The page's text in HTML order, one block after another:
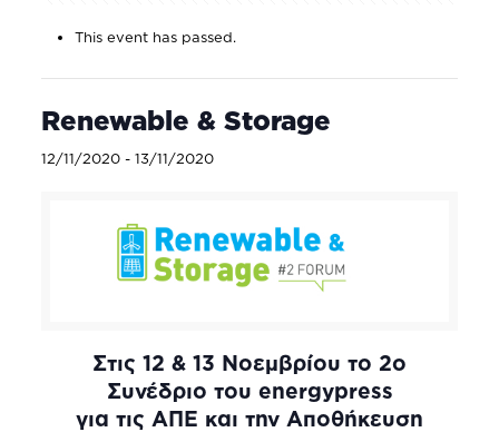
This event has passed.
Renewable & Storage
12/11/2020- 13/11/2020
Στις 12 & 13 Νοεμβρίου το 2ο
Συνέδριο του energypress
για τις ΑΠΕ και την Αποθήκευση